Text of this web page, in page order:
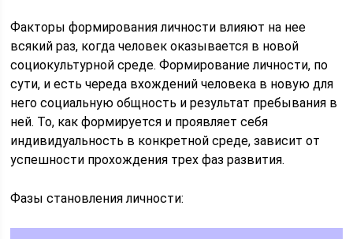
Факторы формирования личности влияют на нее
всякий раз, когда человек оказывается в новой
социокультурной среде. Формирование личности, по
сути, и есть череда вхождений человека в новую для
него социальную общность и результат пребывания в
ней. То, как формируется и проявляет себя
индивидуальность в конкретной среде, зависит от
успешности прохождения трех фаз развития.
Фазы становления личности: